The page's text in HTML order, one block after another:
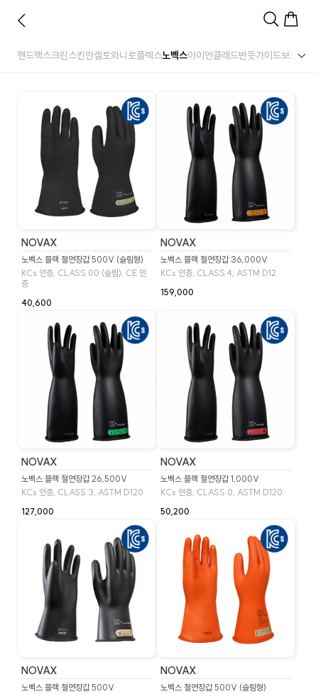
핸드맥스크린스킨안셀토와니로플렉스노벡스아이언클래드반듯가이드보생명진
NOVAX
노벡스 블랙 절연장갑 500V (슬림형)
KCs 인증, CLASS 00 (슬림), CE 인
증
40,600
NOVAX
노벡스 블랙 절연장갑 36,000V
KCs 인증, CLASS 4, ASTM D12
159,000
NOVAX
노벡스 블랙 절연장갑 26,500V
KCs 인증, CLASS 3, ASTM D120
127,000
NOVAX
노벡스 블랙 절연장갑 1,000V
KCs 인증, CLASS 0, ASTM D120
50,200
NOVAX
노벡스 블랙 절연장갑 500V
NOVAX
노벡스 절연장갑 500V (슬림형)